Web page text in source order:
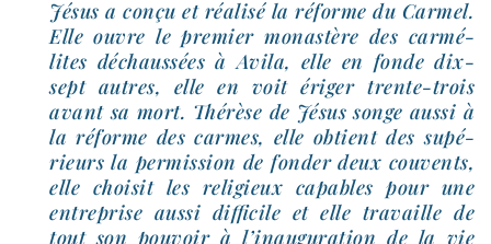
Jésus a conçu et réa­li­sé la réforme du Carmel.
Elle ouvre le pre­mier monas­tère des car­mé­
lites déchaus­sées à Avila, elle en fonde dix-​
sept autres, elle en voit éri­ger trente-​trois
avant sa mort. Thérèse de Jésus songe aus­si à
la réforme des carmes, elle obtient des supé­
rieurs la per­mis­sion de fon­der deux cou­vents,
elle choi­sit les reli­gieux capables pour une
entre­prise aus­si dif­fi­cile et elle tra­vaille de
tout son pou­voir à l’i­nau­gu­ra­tion de la vie